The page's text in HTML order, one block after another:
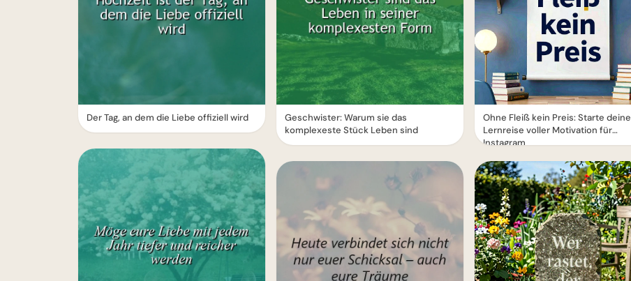
Der Tag, an dem die Liebe offiziell wird
Geschwister: Warum sie das
komplexeste Stück Leben sind
Ohne Fleiß kein Preis: Starte deine
Lernreise voller Motivation für
Instagram